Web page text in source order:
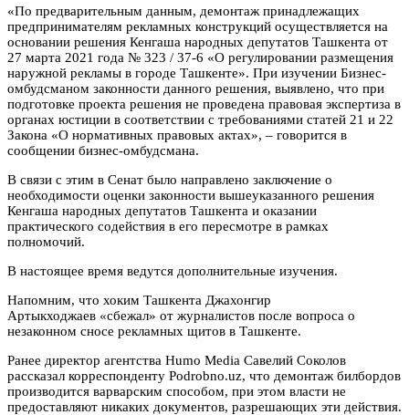
«По предварительным данным, демонтаж принадлежащих
предпринимателям рекламных конструкций осуществляется на
основании решения Кенгаша народных депутатов Ташкента от
27 марта 2021 года № 323 / 37-6 «О регулировании размещения
наружной рекламы в городе Ташкенте». При изучении Бизнес-
омбудсманом законности данного решения, выявлено, что при
подготовке проекта решения не проведена правовая экспертиза в
органах юстиции в соответствии с требованиями статей 21 и 22
Закона «О нормативных правовых актах», – говорится в
сообщении бизнес-омбудсмана.
В связи с этим в Сенат было направлено заключение о
необходимости оценки законности вышеуказанного решения
Кенгаша народных депутатов Ташкента и оказании
практического содействия в его пересмотре в рамках
полномочий.
В настоящее время ведутся дополнительные изучения.
Напомним, что хоким Ташкента Джахонгир
Артыкходжаев «сбежал» от журналистов после вопроса о
незаконном сносе рекламных щитов в Ташкенте.
Ранее директор агентства Humo Media Савелий Соколов
рассказал корреспонденту Podrobno.uz, что демонтаж билбордов
производится варварским способом, при этом власти не
предоставляют никаких документов, разрешающих эти действия.